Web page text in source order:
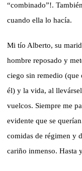
“combinado”!.
cuando ella lo hacía.
Mi tío Alberto, su
hombre reposado y
ciego sin remedio (que
él) y la vida, al
vuelcos. Siempre me
evidente que se
comidas de régimen y
cariño inmenso. Hasta